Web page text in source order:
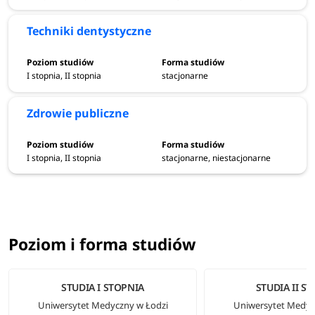
kierunki pod względem liczby osób na 1 miejsce:
Lekarsko-dentystyczny: 19 kandydatów
Fizjoterapia: 8 kandydatów
Lekarski MON: 5 kandydatów
Farmacja: 4 kandydatów
*Najpopularniejsze kierunki studiów 2025/2026 na studiach
Techniki dentystyczne
I stopnia, II stopnia stacjonarne
Zdrowie publiczne
I stopnia, II stopnia stacjonarne, niestacjonarne
Poziom i forma studiów
STUDIA I STOPNIA
Uniwersytet Medyczny w Łodzi
STUDIA II
Uniwersytet